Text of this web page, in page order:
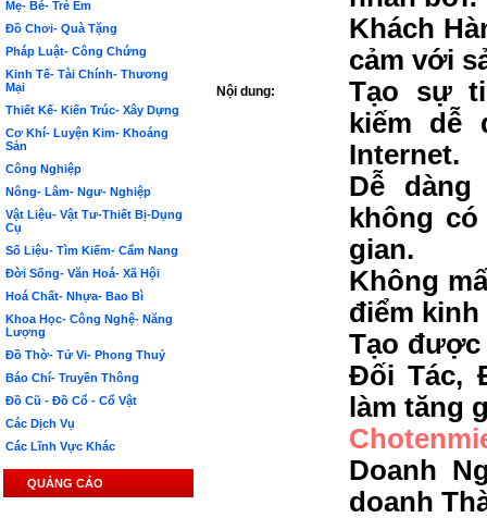
Mẹ- Bé- Trẻ Em
Đồ Chơi- Quà Tặng
Pháp Luật- Công Chứng
Kinh Tế- Tài Chính- Thương
Mại
Thiết Kế- Kiến Trúc- Xây Dựng
Cơ Khí- Luyện Kim- Khoáng
Sản
Công Nghiệp
Nông- Lâm- Ngư- Nghiệp
Vật Liệu- Vật Tư-Thiết Bị-Dụng
Cụ
Số Liệu- Tìm Kiếm- Cẩm Nang
Đời Sống- Văn Hoá- Xã Hội
Hoá Chất- Nhựa- Bao Bì
Khoa Học- Công Nghệ- Năng
Lượng
Đồ Thờ- Tử Vi- Phong Thuỷ
Báo Chí- Truyền Thông
Đồ Cũ - Đồ Cổ - Cổ Vật
Các Dịch Vụ
Các Lĩnh Vực Khác
QUẢNG CÁO
Nội dung:
Khách
cảm với
Tạo sự
kiếm dễ
Internet.
Dễ
không
gian.
Không
điểm kinh
Tạo được
Đối Tác,
làm tăng
Doanh
doanh